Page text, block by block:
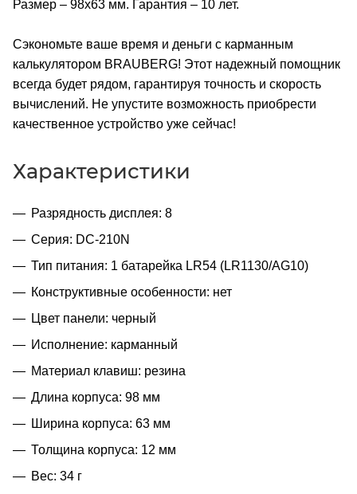
Размер – 98х63 мм. Гарантия – 10 лет.
Сэкономьте ваше время и деньги с карманным
калькулятором BRAUBERG! Этот надежный помощник
всегда будет рядом, гарантируя точность и скорость
вычислений. Не упустите возможность приобрести
качественное устройство уже сейчас!
Характеристики
Разрядность дисплея: 8
Серия: DC-210N
Тип питания: 1 батарейка LR54 (LR1130/AG10)
Конструктивные особенности: нет
Цвет панели: черный
Исполнение: карманный
Материал клавиш: резина
Длина корпуса: 98 мм
Ширина корпуса: 63 мм
Толщина корпуса: 12 мм
Вес: 34 г